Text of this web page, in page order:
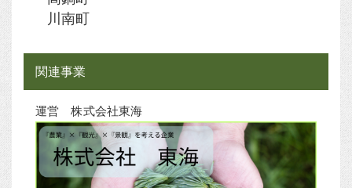
川南町
関連事業
運営 株式会社東海